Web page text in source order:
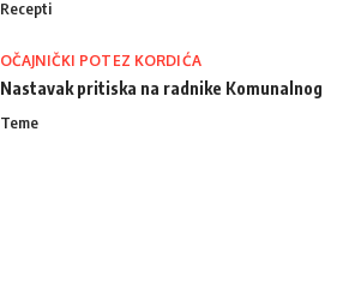
Recepti
OČAJNIČKI POTEZ KORDIĆA
Nastavak pritiska na radnike Komunalnog
Teme